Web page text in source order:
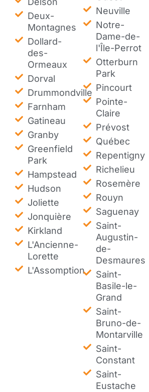
Deux-
Montagnes
Dollard-
des-
Ormeaux
Dorval
Drummondville
Farnham
Gatineau
Granby
Greenfield
Park
Hampstead
Hudson
Joliette
Jonquière
Kirkland
L'Ancienne-
Lorette
L'Assomption
Neuville
Notre-
Dame-de-
l'Île-Perrot
Otterburn
Park
Pincourt
Pointe-
Claire
Prévost
Québec
Repentigny
Richelieu
Rosemère
Rouyn
Saguenay
Saint-
Augustin-
de-
Desmaures
Saint-
Basile-le-
Grand
Saint-
Bruno-de-
Montarville
Saint-
Constant
Saint-
Eustache